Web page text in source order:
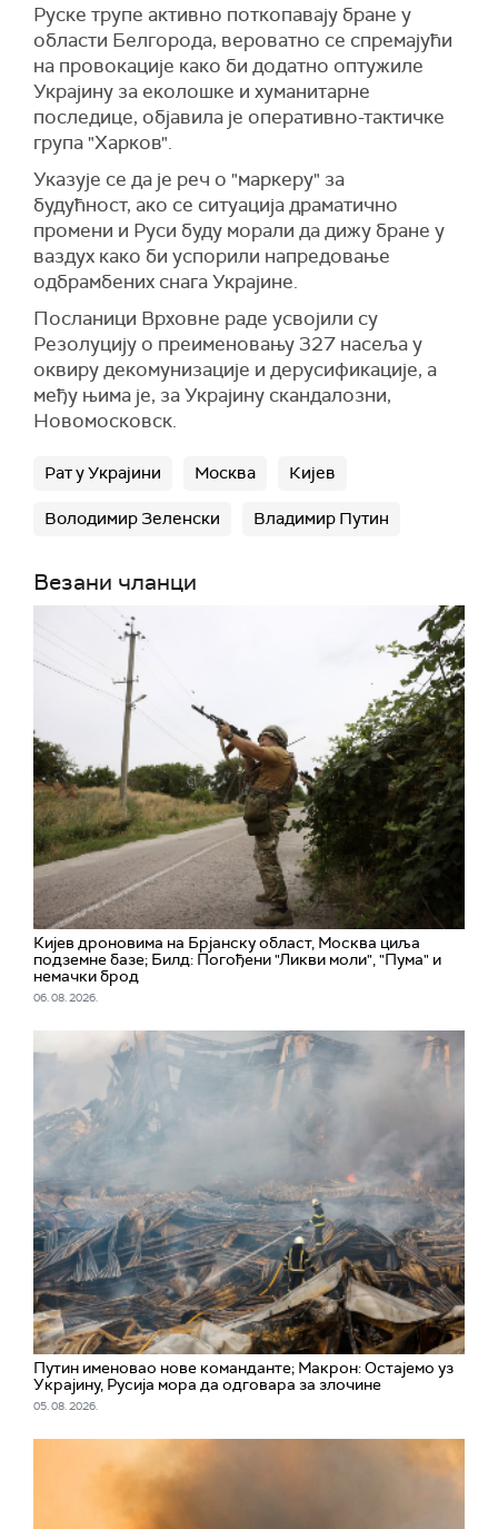
да сарађују са партнерима и савезницима на
Арктику, као и индустријским компанијама и
локалним племенима на Аљасци како би
ојачале одвраћање у региону. Из стратегије
произилази и да САД и њени савезници
намеравају да до 2030. године предају у рад
више од 250 савремених вишенаменских
борбених авиона способних да изводе
операције на Арктику.
Помоћник руског председника, председник
Поморског колегијума Николај Патрушев
изјавио је почетком септембра да Вашингтон и
његови савезници провоцирају дуж руских
граница и изазивају Москву.
Према његовим речима, Вашингтон је заузео
курс за милитаризацију Арктика и ометање
географским ширинама.
Руске трупе активно поткопавају бране у
области Белгорода, вероватно се спремајући
на провокације како би додатно оптужиле
Украјину за еколошке и хуманитарне
последице, објавила је оперативно-тактичке
група "Харков".
Указује се да је реч о "маркеру" за
будућност, ако се ситуација драматично
промени и Руси буду морали да дижу бране у
ваздух како би успорили напредовање
одбрамбених снага Украјине.
Посланици Врховне раде усвојили су
Резолуцију о преименовању 327 насеља у
оквиру декомунизације и дерусификације, а
међу њима је, за Украјину скандалозни,
Новомосковск.
Рат у Украјини Москва Кијев
Володимир Зеленски Владимир Путин
Везани чланци
Кијев дроновима на Брјанску област, Москва циља
подземне базе; Билд: Погођени "Ликви моли", "Пума" и
немачки брод
06. 08. 2026.
Путин именовао нове команданте; Макрон: Остајемо уз
Украјину, Русија мора да одговара за злочине
05. 08. 2026.